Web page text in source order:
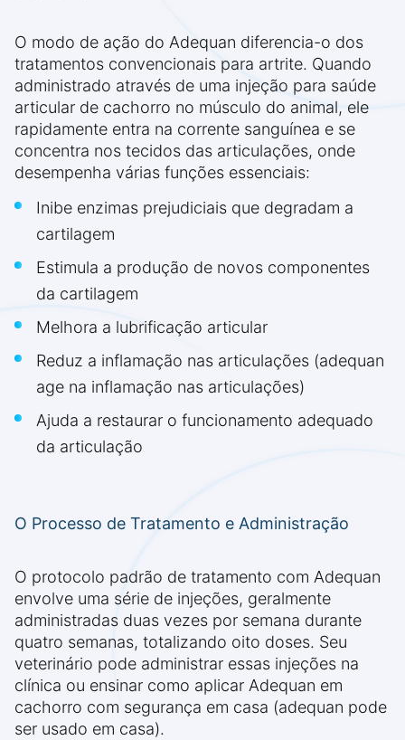
O modo de ação do Adequan diferencia-o dos
tratamentos convencionais para artrite. Quando
administrado através de uma injeção para saúde
articular de cachorro no músculo do animal, ele
rapidamente entra na corrente sanguínea e se
concentra nos tecidos das articulações, onde
desempenha várias funções essenciais:
Inibe enzimas prejudiciais que degradam a
cartilagem
Estimula a produção de novos componentes
da cartilagem
Melhora a lubrificação articular
Reduz a inflamação nas articulações (adequan
age na inflamação nas articulações)
Ajuda a restaurar o funcionamento adequado
da articulação
O Processo de Tratamento e Administração
O protocolo padrão de tratamento com Adequan
envolve uma série de injeções, geralmente
administradas duas vezes por semana durante
quatro semanas, totalizando oito doses. Seu
veterinário pode administrar essas injeções na
clínica ou ensinar como aplicar Adequan em
cachorro com segurança em casa (adequan pode
ser usado em casa).